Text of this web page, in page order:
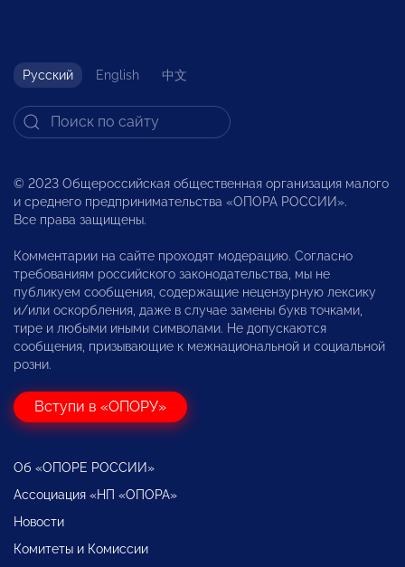
Русский English 中文
© 2023 Общероссийская общественная организация малого
и среднего предпринимательства «ОПОРА РОССИИ».
Все права защищены.
Комментарии на сайте проходят модерацию. Согласно
требованиям российского законодательства, мы не
публикуем сообщения, содержащие нецензурную лексику
и/или оскорбления, даже в случае замены букв точками,
тире и любыми иными символами. Не допускаются
сообщения, призывающие к межнациональной и социальной
розни.
Вступи в «ОПОРУ»
Об «ОПОРЕ РОССИИ»
Ассоциация «НП «ОПОРА»
Новости
Комитеты и Комиссии